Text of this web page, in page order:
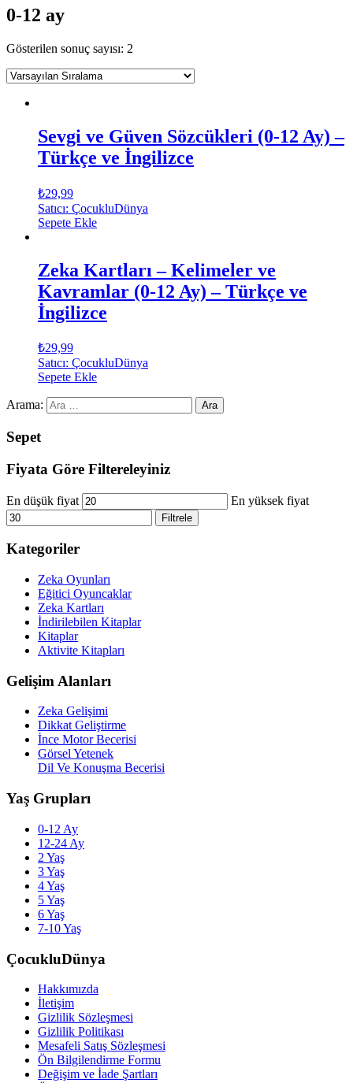
0-12 ay
Gösterilen sonuç sayısı: 2
Sevgi ve Güven Sözcükleri (0-12 Ay) –
Türkçe ve İngilizce
₺29,99
Satıcı: ÇocukluDünya
Sepete Ekle
Zeka Kartları – Kelimeler ve
Kavramlar (0-12 Ay) – Türkçe ve
İngilizce
₺29,99
Satıcı: ÇocukluDünya
Sepete Ekle
Arama:
Sepet
Fiyata Göre Filtereleyiniz
En düşük fiyat En yüksek fiyat
Filtrele
Kategoriler
Zeka Oyunları
Eğitici Oyuncaklar
Zeka Kartları
İndirilebilen Kitaplar
Kitaplar
Aktivite Kitapları
Gelişim Alanları
Zeka Gelişimi
Dikkat Geliştirme
İnce Motor Becerisi
Görsel Yetenek
Dil Ve Konuşma Becerisi
Yaş Grupları
0-12 Ay
12-24 Ay
2 Yaş
3 Yaş
4 Yaş
5 Yaş
6 Yaş
7-10 Yaş
ÇocukluDünya
Hakkımızda
İletişim
Gizlilik Sözleşmesi
Gizlilik Politikası
Mesafeli Satış Sözleşmesi
Ön Bilgilendirme Formu
Değişim ve İade Şartları